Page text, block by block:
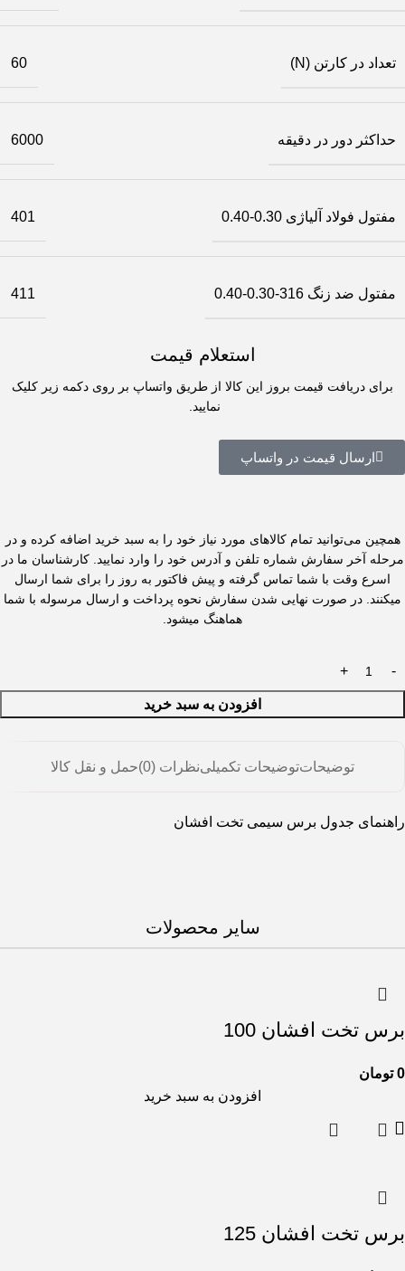
تعداد در کارتن (N) 60
حداکثر دور در دقیقه 6000
مفتول فولاد آلیاژی 0.30-0.40 401
مفتول ضد زنگ 316-0.30-0.40 411
استعلام قیمت
برای دریافت قیمت بروز این کالا از طریق واتساپ بر روی دکمه زیر کلیک
نمایید.
ارسال قیمت در واتساپ
همچین می‌توانید تمام کالاهای مورد نیاز خود را به سبد خرید اضافه کرده و در
مرحله آخر سفارش شماره تلفن و آدرس خود را وارد نمایید. کارشناسان ما در
اسرع وقت با شما تماس گرفته و پیش فاکتور به روز را برای شما ارسال
میکنند. در صورت نهایی شدن سفارش نحوه پرداخت و ارسال مرسوله با شما
هماهنگ میشود.
افزودن به سبد خرید
توضیحاتتوضیحات تکمیلینظرات (0) حمل و نقل کالا
راهنمای جدول برس سیمی تخت افشان
سایر محصولات
برس تخت افشان 100
0 تومان
افزودن به سبد خرید
برس تخت افشان 125